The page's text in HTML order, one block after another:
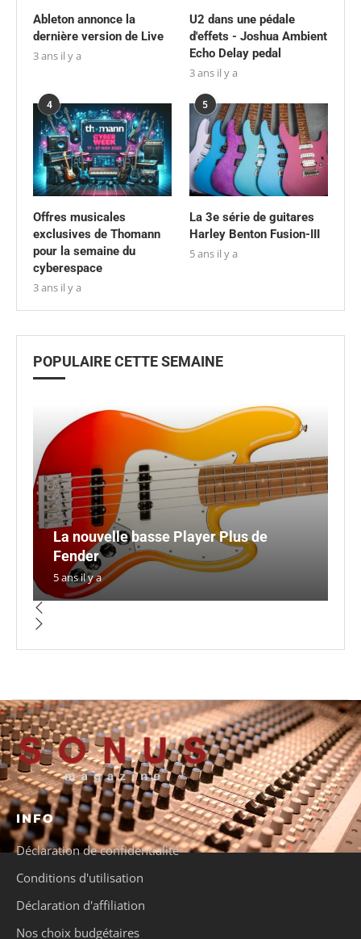
Ableton annonce la
dernière version de Live
3 ans il y a
U2 dans une pédale
d'effets - Joshua Ambient
Echo Delay pedal
3 ans il y a
4
Offres musicales
exclusives de Thomann
pour la semaine du
cyberespace
3 ans il y a
5
La 3e série de guitares
Harley Benton Fusion-III
5 ans il y a
POPULAIRE CETTE SEMAINE
La nouvelle basse Player Plus de
Fender
5 ans il y a
INFO
Déclaration de confidentialité
Conditions d'utilisation
Déclaration d'affiliation
Nos choix budgétaires